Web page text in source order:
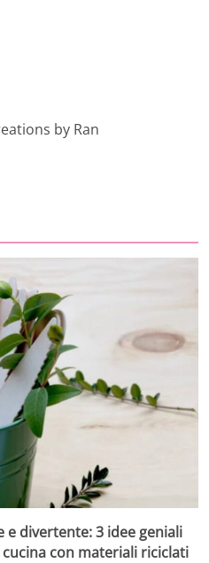
by Ran
e divertente: 3 idee geniali
con materiali riciclati